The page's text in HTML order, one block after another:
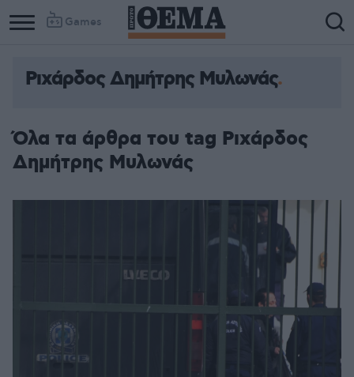
Games
Ριχάρδος Δημήτρης Μυλωνάς
Όλα τα άρθρα του tag Ριχάρδος
Δημήτρης Μυλωνάς